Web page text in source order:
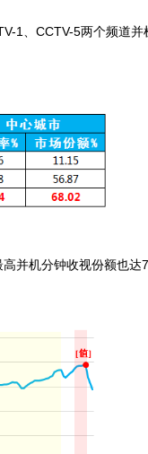
、CCTV-5两个频道并
并机分钟收视份额也达